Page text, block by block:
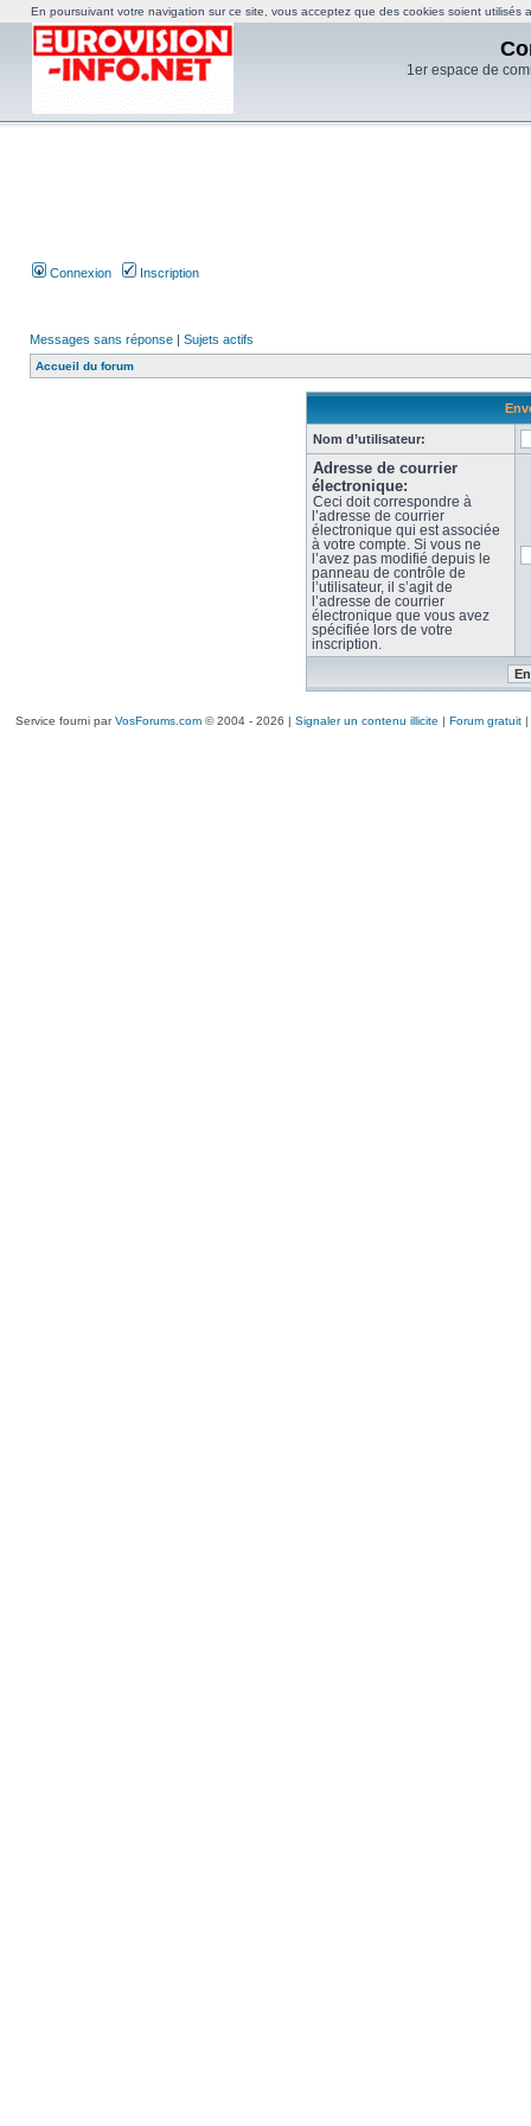
1er espace de
Connexion Inscription
Messages sans réponse | Sujets actifs
Accueil du forum
Nom d’utilisateur:
Adresse de courrier
électronique:
Ceci doit correspondre à
l’adresse de courrier
électronique qui est associée
à votre compte. Si vous ne
l’avez pas modifié depuis le
panneau de contrôle de
l’utilisateur, il s’agit de
l’adresse de courrier
électronique que vous avez
spécifiée lors de votre
inscription.
Service fourni parVosForums.com© 2004 - 2026 | Signaler un contenu illicite | Forum gratuit|
En poursuivant votre navigation sur ce site, vous acceptez que des cookies soient